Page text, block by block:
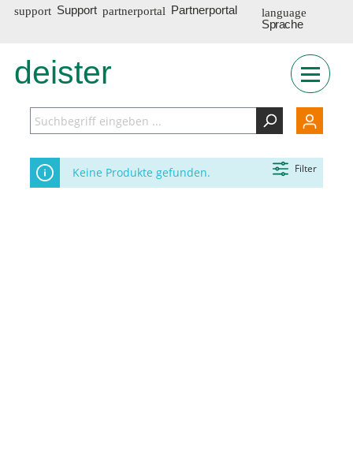
Support
Partnerportal
Sprache
INT
deister
Filter
Keine Produkte gefunden.